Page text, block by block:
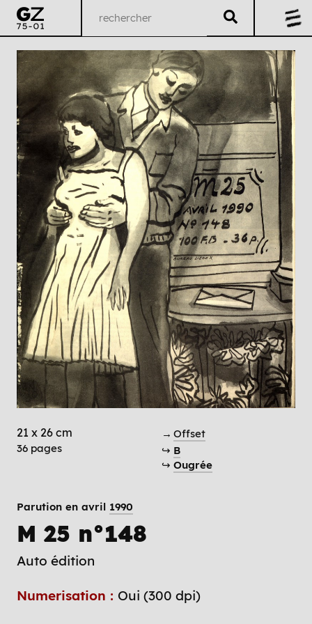
21 x 26 cm
36 pages
→ Offset
↪ B
↪ Ougrée
Parution en avril 1990
M 25 n°148
Auto édition
Numerisation : Oui (300 dpi)